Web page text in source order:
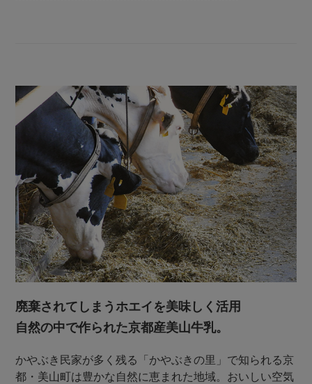
廃棄されてしまうホエイを美味しく活用
自然の中で作られた京都産美山牛乳。
かやぶき民家が多く残る「かやぶきの里」で知られる京
都・美山町は豊かな自然に恵まれた地域。おいしい空気